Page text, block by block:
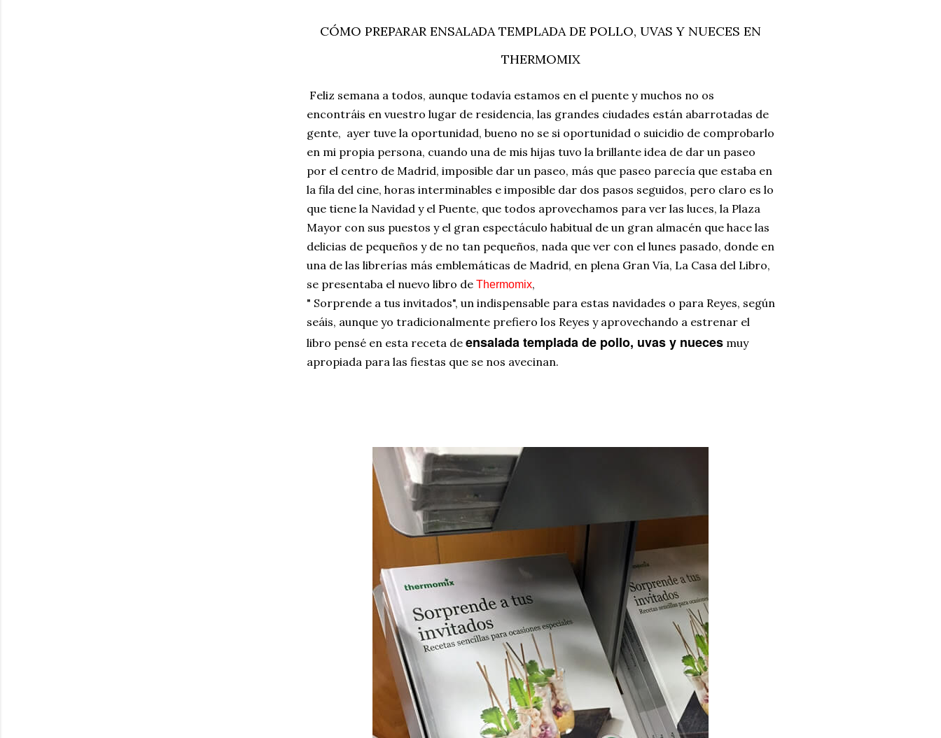
CÓMO PREPARAR ENSALADA TEMPLADA DE POLLO, UVAS Y NUECES EN
THERMOMIX
Feliz semana a todos, aunque todavía estamos en el puente y muchos no os
encontráis en vuestro lugar de residencia, las grandes ciudades están abarrotadas de
gente, ayer tuve la oportunidad, bueno no se si oportunidad o suicidio de comprobarlo
en mi propia persona, cuando una de mis hijas tuvo la brillante idea de dar un paseo
por el centro de Madrid, imposible dar un paseo, más que paseo parecía que estaba en
la fila del cine, horas interminables e imposible dar dos pasos seguidos, pero claro es lo
que tiene la Navidad y el Puente, que todos aprovechamos para ver las luces, la Plaza
Mayor con sus puestos y el gran espectáculo habitual de un gran almacén que hace las
delicias de pequeños y de no tan pequeños, nada que ver con el lunes pasado, donde en
una de las librerías más emblemáticas de Madrid, en plena Gran Vía, La Casa del Libro,
se presentaba el nuevo libro de Thermomix,
" Sorprende a tus invitados", un indispensable para estas navidades o para Reyes, según
seáis, aunque yo tradicionalmente prefiero los Reyes y aprovechando a estrenar el
libro pensé en esta receta de ensalada templada de pollo, uvas y nuecesmuy
apropiada para las fiestas que se nos avecinan.